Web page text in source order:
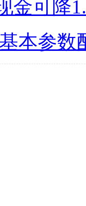
金可降
本参数